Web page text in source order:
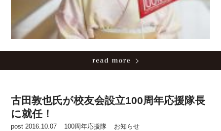
古田敦也氏が校友会設立100周年応援隊長
に就任！
post 2016.10.07 100周年応援隊 お知らせ